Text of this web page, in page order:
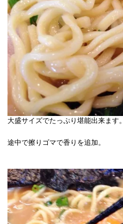
大盛サイズでたっぷり堪能出来ます。
途中で擦りゴマで香りを追加。